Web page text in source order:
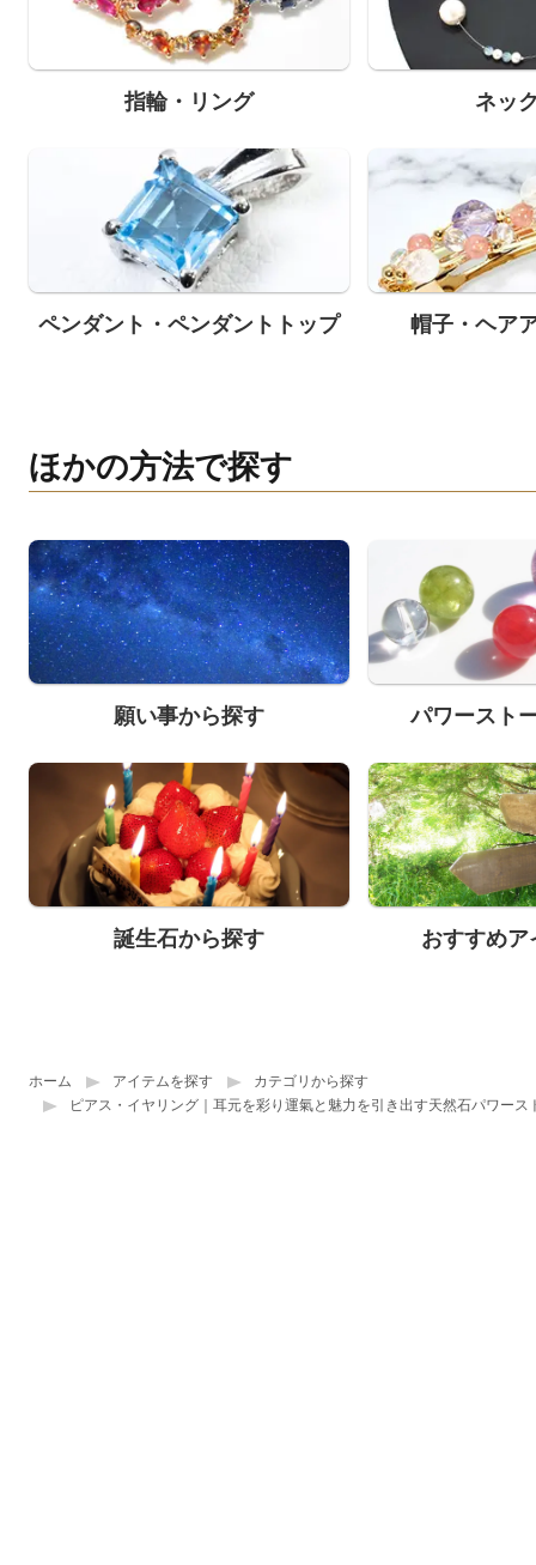
指輪・リング ネッ
ペンダント・ペンダントトップ 帽子・ヘア
ほかの方法で探す
願い事から探す パワースト
誕生石から探す おすすめア
ホーム アイテムを探す
カテゴリから探す
ピアス・イヤリング｜耳元を彩り運氣と魅力を引き出す天然石パワース